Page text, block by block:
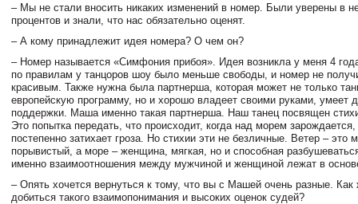
– Мы не стали вносить никаких изменений в номер. Были уверены в
процентов и знали, что нас обязательно оценят.
– А кому принадлежит идея номера? О чем он?
– Номер называется «Симфония прибоя». Идея возникла у меня 4
по правилам у танцоров шоу было меньше свободы, и номер не
красивым. Также нужна была партнерша, которая может не только
европейскую программу, но и хорошо владеет своими руками, умеет
поддержки. Маша именно такая партнерша. Наш танец посвящен
Это попытка передать, что происходит, когда над морем
постепенно затихает гроза. Но стихии эти не безличные. Ветер – это
порывистый, а море – женщина, мягкая, но и способная
именно взаимоотношения между мужчиной и женщиной лежат в
– Опять хочется вернуться к тому, что вы с Машей очень разные. Как
добиться такого взаимопонимания и высоких оценок судей?